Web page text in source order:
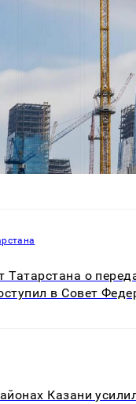
Татарстана о
в Совет
Казани